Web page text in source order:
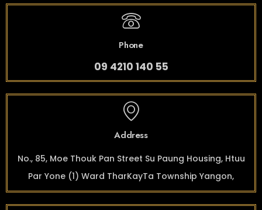
Phone
09 4210 140 55
Address
No., 85, Moe Thouk Pan Street Su Paung Housing, Htuu
Par Yone (1) Ward TharKayTa Township Yangon,